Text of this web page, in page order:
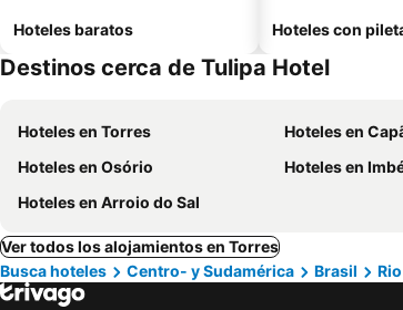
Hoteles baratos Hoteles con
Destinos cerca de Tulipa Hotel
Hoteles en Torres Hoteles en
Hoteles en Osório
Hoteles en
Hoteles en Arroio do Sal
Ver todos los alojamientos en Torres
Busca hoteles
Centro- y Sudamérica Brasil